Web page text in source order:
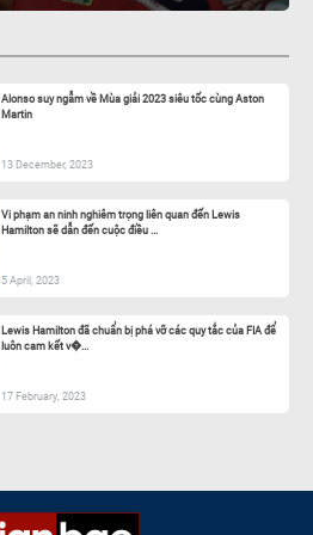
Alonso suy ngẫm về Mùa giải 2023 siêu tốc cùng Aston
Martin
13 December, 2023
Vi phạm an ninh nghiêm trọng liên quan đến Lewis
Hamilton sẽ dẫn đến cuộc điều ...
5 April, 2023
Lewis Hamilton đã chuẩn bị phá vỡ các quy tắc của FIA để
luôn cam kết v�...
17 February, 2023